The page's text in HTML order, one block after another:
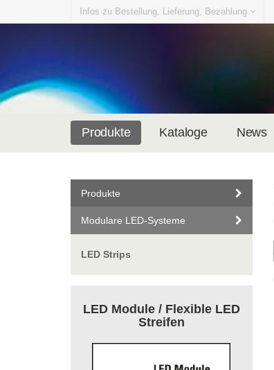
Infos zu Bestellung, Lieferung, Bezahlung
Produkte Kataloge News
Produkte
Modulare LED-Systeme
LED Strips
LED Module / Flexible LED
Streifen